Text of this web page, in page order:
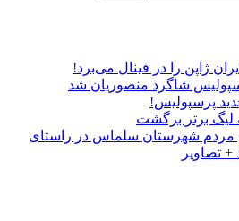
ژاپن را در فینال می‌برد!
شاگرد منصوریان شد
پرسپولیس!
لیگ برتر برگشت
مردم شهرستان سلماس در راستای
تصاویر